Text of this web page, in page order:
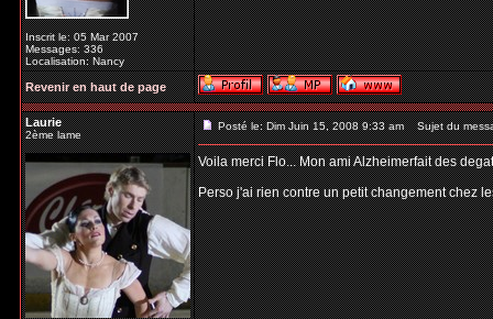
Inscrit le: 05 Mar 2007
Messages: 336
Localisation: Nancy
Revenir en haut de page
Laurie
2ème lame
Posté le: Dim Juin 15, 2008 9:33 am Sujet du
Voila merci Flo... Mon ami Alzheimerfait des
Perso j'ai rien contre un petit changement chez